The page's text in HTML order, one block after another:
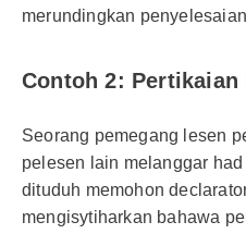
merundingkan
Contoh 2: Pertikaian
Seorang pemegang lesen
pelesen lain melanggar
dituduh memohon
mengisytiharkan bahawa